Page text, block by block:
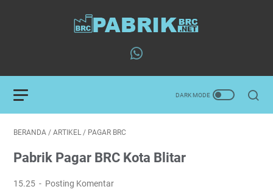
BERANDA / ARTIKEL / PAGAR BRC
Pabrik Pagar BRC Kota Blitar
15.25 Posting Komentar